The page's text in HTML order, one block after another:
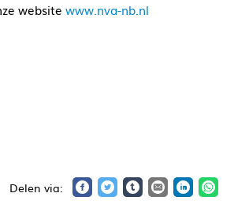
website www.nva-nb.nl